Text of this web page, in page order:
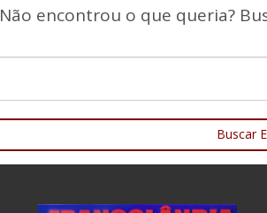
Não encontrou o que queria?
Buscar